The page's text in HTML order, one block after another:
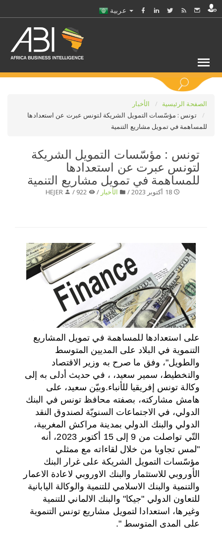
حدد ملفا
حدد الفرع
الصفحة الرئيسية
الأخبار
تونس : مؤسّسات التمويل الشريكة لتونس عبرت عن استعدادها
للمساهمة في تمويل مشاريع التنمية
تونس : مؤسّسات التمويل الشريكة
لتونس عبرت عن استعدادها
للمساهمة في تمويل مشاريع التنمية
18 أكتوبر 2023 / الأخبار /
HEJER
على استعدادها للمساهمة في تمويل المشاريع
التنموية في البلاد على المديين المتوسط
والطويل"، وفق ما صرح به وزير الاقتصاد
والتخطيط، سمير سعيد، ، في حديث أدلى به إلى
وكالة تونس إفريقيا للأنباء.وبيّن سعيد، على
هامش مشاركته، بصفته محافظ تونس في البنك
الدولي، في الاجتماعات السنويّة لصندوق النقد
الدولي والبنك الدولي بمدينة مراكش المغربية،
التّي تواصلت من 9 إلى 15 أكتوبر 2023، أنه
"لمس تجاوبا من خلال لقاءاته مع ممثلي
مؤسّسات التمويل الشريكة على غرار البنك
الأوروبي للاستثمار والبنك الاوروبي لاعادة الاعمار
والتنمية والبنك الاسلامي للتنمية والوكالة اليابانية
للتعاون الدولي "جيكا" والبنك الالماني للتنمية
وغيرها، استعدادا لتمويل مشاريع تونس التنموية
على المدى المتوسط ".